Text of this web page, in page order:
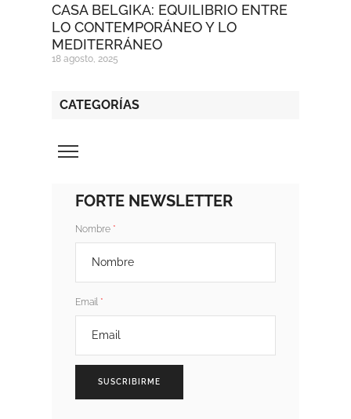
CASA BELGIKA: EQUILIBRIO ENTRE
LO CONTEMPORÁNEO Y LO
MEDITERRÁNEO
18 agosto, 2025
CATEGORÍAS
FORTE NEWSLETTER
Nombre
Email
SUSCRIBIRME